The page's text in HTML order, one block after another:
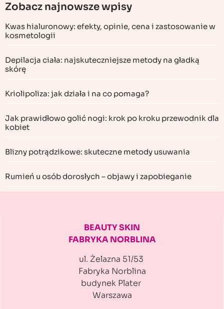
Zobacz najnowsze wpisy
Kwas hialuronowy: efekty, opinie, cena i zastosowanie w
kosmetologii
Depilacja ciała: najskuteczniejsze metody na gładką
skórę
Kriolipoliza: jak działa i na co pomaga?
Jak prawidłowo golić nogi: krok po kroku przewodnik dla
kobiet
Blizny potrądzikowe: skuteczne metody usuwania
Rumień u osób dorosłych – objawy i zapobieganie
BEAUTY SKIN
FABRYKA NORBLINA
ul. Żelazna 51/53
Fabryka Norblina
budynek Plater
Warszawa